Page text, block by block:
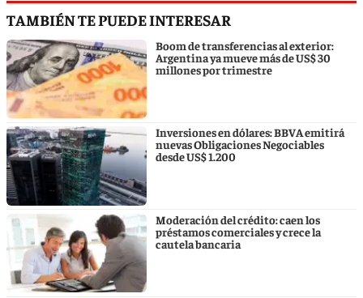
TAMBIÉN TE PUEDE INTERESAR
Boom de transferencias al exterior:
Argentina ya mueve más de US$ 30
millones por trimestre
Inversiones en dólares: BBVA emitirá
nuevas Obligaciones Negociables
desde US$ 1.200
Moderación del crédito: caen los
préstamos comerciales y crece la
cautela bancaria